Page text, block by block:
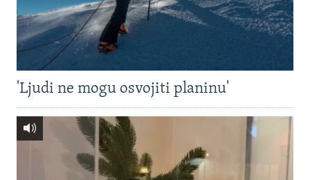
'Ljudi ne mogu osvojiti planinu'